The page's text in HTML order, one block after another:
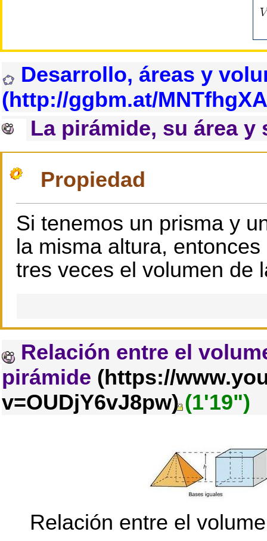
Desarrollo, áreas y
La pirámide, su área y
Propiedad
Si tenemos un prisma y
la misma altura,
tres veces el volumen de
Relación entre el
pirámide
(1'19")
Relación entre el